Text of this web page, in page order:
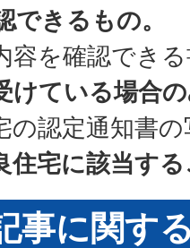
できるもの。
容を確認でき
けている場合
の認定通知書
住宅に該当す
事に関す